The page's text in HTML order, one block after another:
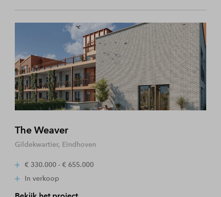
The Weaver
Gildekwartier, Eindhoven
€ 330.000 - € 655.000
In verkoop